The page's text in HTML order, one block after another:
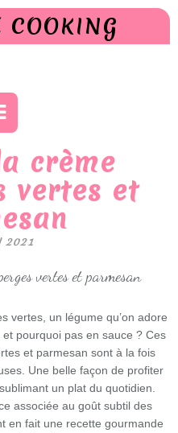
crème
vertes et
2021
vertes, un légume qu’on adore
pourquoi pas en sauce ? Ces
et parmesan sont à la fois
Une belle façon de profiter
un plat du quotidien.
associée au goût subtil des
en fait une recette gourmande